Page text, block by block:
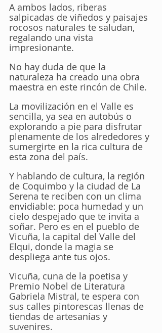
A ambos lados, riberas
salpicadas de viñedos y paisajes
rocosos naturales te saludan,
regalando una vista
impresionante.
No hay duda de que la
naturaleza ha creado una obra
maestra en este rincón de Chile.
La movilización en el Valle es
sencilla, ya sea en autobús o
explorando a pie para disfrutar
plenamente de los alrededores y
sumergirte en la rica cultura de
esta zona del país.
Y hablando de cultura, la región
de Coquimbo y la ciudad de La
Serena te reciben con un clima
envidiable: poca humedad y un
cielo despejado que te invita a
soñar. Pero es en el pueblo de
Vicuña, la capital del Valle del
Elqui, donde la magia se
despliega ante tus ojos.
Vicuña, cuna de la poetisa y
Premio Nobel de Literatura
Gabriela Mistral, te espera con
sus calles pintorescas llenas de
tiendas de artesanías y
suvenires.